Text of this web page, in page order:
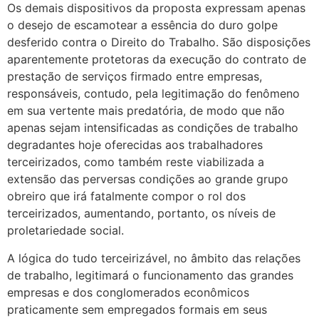
Os demais dispositivos da proposta expressam apenas
o desejo de escamotear a essência do duro golpe
desferido contra o Direito do Trabalho. São disposições
aparentemente protetoras da execução do contrato de
prestação de serviços firmado entre empresas,
responsáveis, contudo, pela legitimação do fenômeno
em sua vertente mais predatória, de modo que não
apenas sejam intensificadas as condições de trabalho
degradantes hoje oferecidas aos trabalhadores
terceirizados, como também reste viabilizada a
extensão das perversas condições ao grande grupo
obreiro que irá fatalmente compor o rol dos
terceirizados, aumentando, portanto, os níveis de
proletariedade social.
A lógica do tudo terceirizável, no âmbito das relações
de trabalho, legitimará o funcionamento das grandes
empresas e dos conglomerados econômicos
praticamente sem empregados formais em seus